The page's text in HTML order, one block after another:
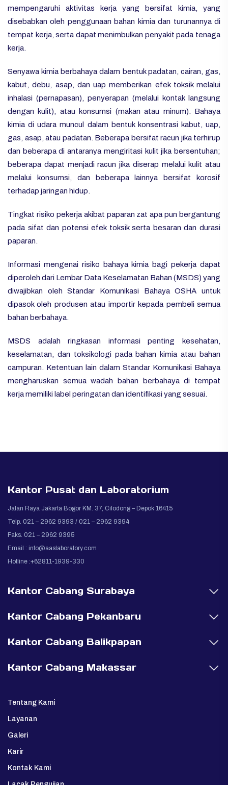
mempengaruhi aktivitas kerja yang bersifat kimia, yang
disebabkan oleh penggunaan bahan kimia dan turunannya di
tempat kerja, serta dapat menimbulkan penyakit pada tenaga
kerja.
Senyawa kimia berbahaya dalam bentuk padatan, cairan, gas,
kabut, debu, asap, dan uap memberikan efek toksik melalui
inhalasi (pernapasan), penyerapan (melalui kontak langsung
dengan kulit), atau konsumsi (makan atau minum). Bahaya
kimia di udara muncul dalam bentuk konsentrasi kabut, uap,
gas, asap, atau padatan. Beberapa bersifat racun jika terhirup
dan beberapa di antaranya mengiritasi kulit jika bersentuhan;
beberapa dapat menjadi racun jika diserap melalui kulit atau
melalui konsumsi, dan beberapa lainnya bersifat korosif
terhadap jaringan hidup.
Tingkat risiko pekerja akibat paparan zat apa pun bergantung
pada sifat dan potensi efek toksik serta besaran dan durasi
paparan.
Informasi mengenai risiko bahaya kimia bagi pekerja dapat
diperoleh dari Lembar Data Keselamatan Bahan (MSDS) yang
diwajibkan oleh Standar Komunikasi Bahaya OSHA untuk
dipasok oleh produsen atau importir kepada pembeli semua
bahan berbahaya.
MSDS adalah ringkasan informasi penting kesehatan,
keselamatan, dan toksikologi pada bahan kimia atau bahan
campuran. Ketentuan lain dalam Standar Komunikasi Bahaya
mengharuskan semua wadah bahan berbahaya di tempat
kerja memiliki label peringatan dan identifikasi yang sesuai.
Kantor Pusat dan Laboratorium
Jalan Raya Jakarta Bogor KM. 37, Cilodong – Depok 16415
Telp. 021 – 2962 9393 / 021 – 2962 9394
Faks. 021 – 2962 9395
Email : info@aaslaboratory.com
Hotline :+62811-1939-330
Kantor Cabang Surabaya
Kantor Cabang Pekanbaru
Kantor Cabang Balikpapan
Kantor Cabang Makassar
Tentang Kami
Layanan
Galeri
Karir
Kontak Kami